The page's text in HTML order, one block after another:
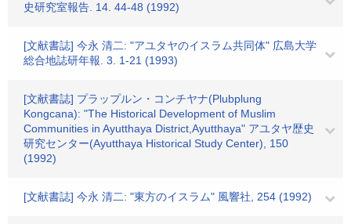
史研究室報告. 14. 44-48 (1992)
[文献書誌] 今永 清二: "アユタヤのイスラム共同体" 広島大学
総合地誌研年報. 3. 1-21 (1993)
[文献書誌] プラップルン・コンチヤナ(Plubplung
Kongcana): "The Historical Development of Muslim
Communities in Ayutthaya District,Ayutthaya" アユタヤ歴史
研究センター(Ayutthaya Historical Study Center), 150
(1992)
[文献書誌] 今永 清二: "東方のイスラム" 風響社, 254 (1992)